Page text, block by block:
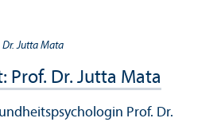
Dr. Jutta Mata
Prof. Dr. Jutta Mata
Prof. Dr.